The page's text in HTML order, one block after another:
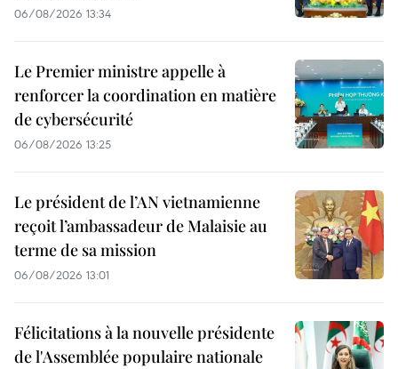
06/08/2026 13:34
Le Premier ministre appelle à
renforcer la coordination en matière
de cybersécurité
06/08/2026 13:25
Le président de l’AN vietnamienne
reçoit l’ambassadeur de Malaisie au
terme de sa mission
06/08/2026 13:01
Félicitations à la nouvelle présidente
de l'Assemblée populaire nationale